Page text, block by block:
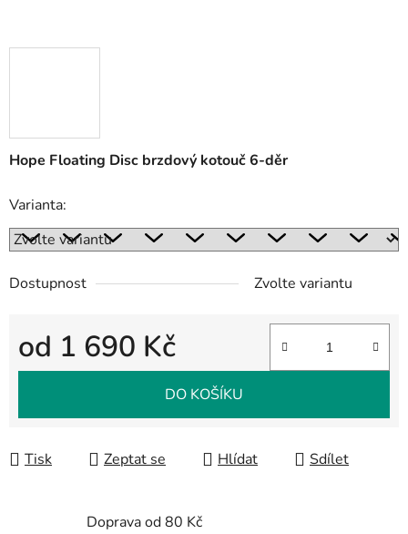
Hope Floating Disc brzdový kotouč 6-děr
Varianta:
Dostupnost Zvolte variantu
od 1 690 Kč
Měrná cena:
DO KOŠÍKU
Tisk Zeptat se Hlídat Sdílet
Doprava od 80 Kč